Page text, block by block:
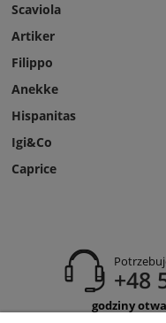
Scaviola
Artiker
Filippo
Anekke
Hispanitas
Igi&Co
Caprice
+48
godziny